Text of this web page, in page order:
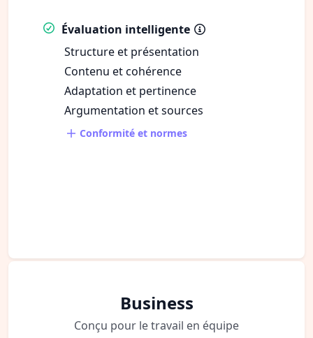
Évaluation intelligente
Structure et présentation
Contenu et cohérence
Adaptation et pertinence
Argumentation et sources
Conformité et normes
Business
Conçu pour le travail en équipe